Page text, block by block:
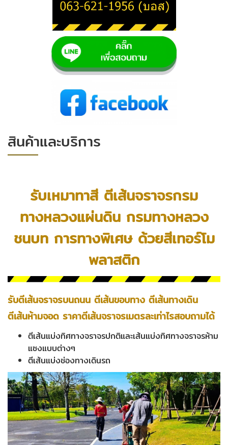
สินค้าและบริการ
รับเหมาทาสี ตีเส้นจราจรกรม
ทางหลวงแผ่นดิน กรมทางหลวง
ชนบท การทางพิเศษ ด้วยสีเทอร์โม
พลาสติก
รับตีเส้นจราจรบนถนน ตีเส้นขอบทาง ตีเส้นทางเดิน
ตีเส้นห้ามจอด ราคาตีเส้นจราจรเมตรละเท่าไรสอบถามได้
ตีเส้นแบ่งทิศทางจราจรปกติและเส้นแบ่งทิศทางจราจรห้าม
แซงแบบต่างๆ
ตีเส้นแบ่งช่องทางเดินรถ